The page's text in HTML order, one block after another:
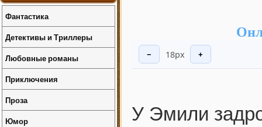
− 18px +
У Эмили
Фантастика
Детективы и Триллеры
Любовные романы
Приключения
Проза
Юмор